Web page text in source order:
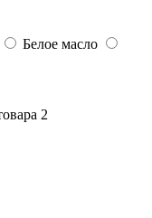
Белое масло
2